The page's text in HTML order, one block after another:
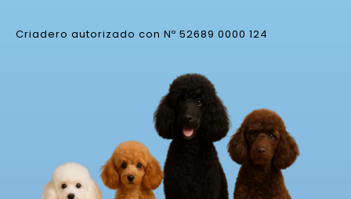
Criadero autorizado con Nº 52689 0000 124